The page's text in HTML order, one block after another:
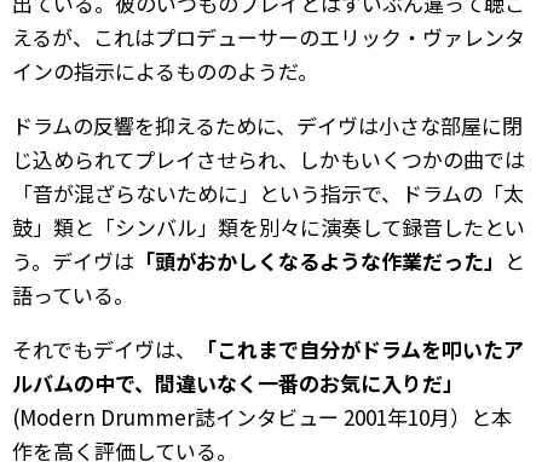
えるが、これはプロデューサーのエリック・ヴァレンタ
インの指示によるもののようだ。
ドラムの反響を抑えるために、デイヴは小さな部屋に閉
じ込められてプレイさせられ、しかもいくつかの曲では
「音が混ざらないために」という指示で、ドラムの「太
鼓」類と「シンバル」類を別々に演奏して録音したとい
う。デイヴは 「頭がおかしくなるような作業だった」 と
語っている。
それでもデイヴは、
「これまで自分がドラムを叩いたア
ルバムの中で、間違いなく一番のお気に入りだ」
(Modern Drummer誌インタビュー 2001年10月）と本
作を高く評価している。